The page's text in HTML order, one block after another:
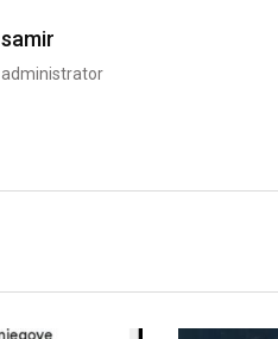
samir
administrator